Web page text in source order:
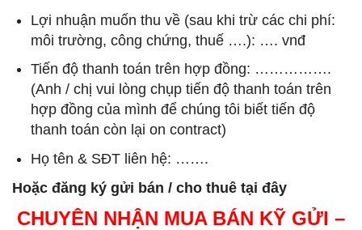
Lợi nhuận muốn thu về (sau khi trừ các chi phí:
môi trường, công chứng, thuế ….): …. vnđ
Tiến độ thanh toán trên hợp đồng: …………….
(Anh / chị vui lòng chụp tiến độ thanh toán trên
hợp đồng của mình để chúng tôi biết tiến độ
thanh toán còn lại on contract)
Họ tên & SĐT liên hệ: …….
Hoặc đăng ký gửi bán / cho thuê tại đây
CHUYÊN NHẬN MUA BÁN KỸ GỬI –